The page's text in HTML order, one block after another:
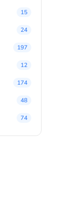
15
24
197
12
174
48
74